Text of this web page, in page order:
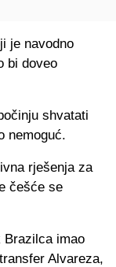
je navodno
bi doveo
shvatati
nemoguć.
rješenja za
češće se
Brazilca imao
Alvareza,